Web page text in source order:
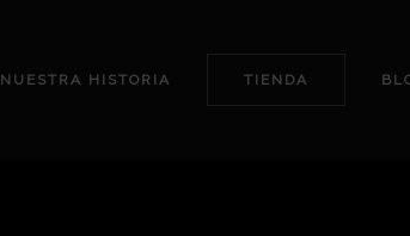
NUESTRA HISTORIA TIENDA